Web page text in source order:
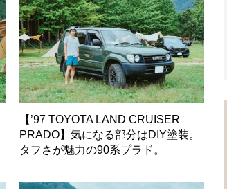
【’97 TOYOTA LAND CRUISER
PRADO】気になる部分はDIY塗装。
タフさが魅力の90系プラド。